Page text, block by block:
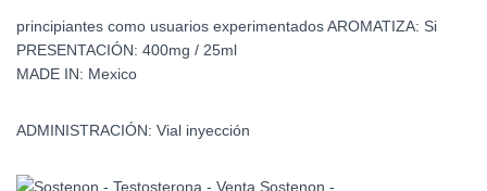
principiantes como usuarios experimentadosAROMATIZA: Si
PRESENTACIÓN: 400mg / 25ml
MADE IN: Mexico
ADMINISTRACIÓN: Vial inyección